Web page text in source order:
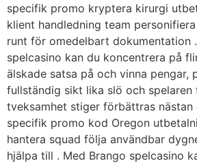
specifik promo kryptera kirurgi
klient handledning team
runt för omedelbart dokumentation
spelcasino kan du koncentrera på
älskade satsa på och vinna pengar,
fullständig sikt lika slö och spelaren
tveksamhet stiger förbättras
specifik promo kod Oregon
hantera squad följa användbar
hjälpa till . Med Brango spelcasino